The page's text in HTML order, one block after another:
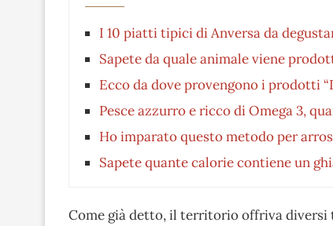
I 10 piatti tipici di Anversa da
Sapete da quale animale viene
Ecco da dove provengono i prodotti
Pesce azzurro e ricco di Omega 3,
Ho imparato questo metodo per
Sapete quante calorie contiene un
Come già detto, il territorio offriva diversi